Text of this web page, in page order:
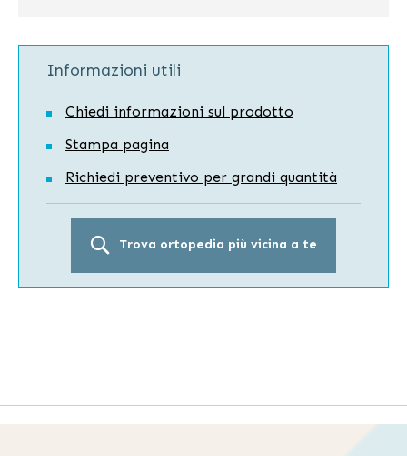
Informazioni utili
Chiedi informazioni sul prodotto
Stampa pagina
Richiedi preventivo per grandi quantità
Trova ortopedia più vicina a te